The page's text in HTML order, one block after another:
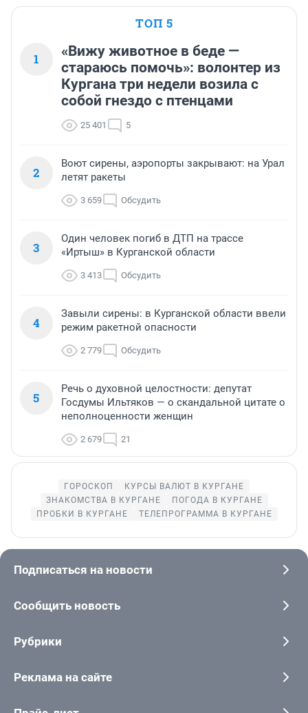
ТОП 5
1
«Вижу животное в беде —
стараюсь помочь»: волонтер из
Кургана три недели возила с
собой гнездо с птенцами
25 401 5
2
Воют сирены, аэропорты закрывают: на Урал
летят ракеты
3 659 Обсудить
3
Один человек погиб в ДТП на трассе
«Иртыш» в Курганской области
3 413 Обсудить
4
Завыли сирены: в Курганской области ввели
режим ракетной опасности
2 779 Обсудить
5
Речь о духовной целостности: депутат
Госдумы Ильтяков — о скандальной цитате о
неполноценности женщин
2 679 21
ГОРОСКОП
КУРСЫ ВАЛЮТ В КУРГАНЕ
ЗНАКОМСТВА В КУРГАНЕ
ПОГОДА В КУРГАНЕ
ПРОБКИ В КУРГАНЕ
ТЕЛЕПРОГРАММА В КУРГАНЕ
Подписаться на новости
Сообщить новость
Рубрики
Реклама на сайте